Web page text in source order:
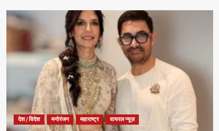
देश / विदेश मनोरंजन महाराष्ट्र वायरल न्यूज़